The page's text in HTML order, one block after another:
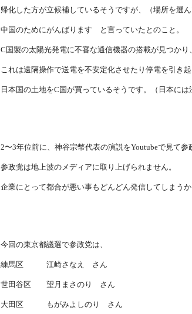
帰化した方が立候補しているそうですが、（場所を選
中国のためにがんばります と言っていたとのこと。
C国製の太陽光発電に不審な通信機器の搭載が見つかり、
これは遠隔操作で送電を不安定化させたり停電を引き
日本国の土地をC国が買っているそうです。（日本には
2〜3年位前に、神谷宗幣代表の演説をYoutubeで見て参
参政党は地上波のメディアに取り上げられません。
企業にとって都合が悪い事もどんどん発信してしまうか
今回の東京都議選で参政党は、
練馬区 江崎さなえ さん
世田谷区 望月まさのり さん
大田区 もがみよしのり さん